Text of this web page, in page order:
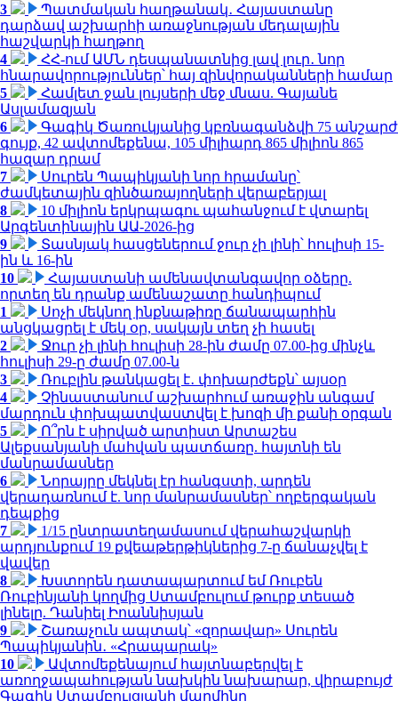
3
Պատմական հաղթանակ․ Հայաստանը
դարձավ աշխարհի առաջնության մեդալային
հաշվարկի հաղթող
4
ՀՀ-ում ԱՄՆ դեսպանատնից լավ լուր․ նոր
հնարավորություններ՝ հայ զինվորականների համար
5
Համլետ ջան լույսերի մեջ մնաս. Գայանե
Ասլամազյան
6
Գագիկ Ծառուկյանից կբռնագանձվի 75 անշարժ
գույք, 42 ավտոմեքենա, 105 միլիարդ 865 միլիոն 865
հազար դրամ
7
Սուրեն Պապիկյանի նոր հրամանը՝
ժամկետային զինծառայողների վերաբերյալ
8
10 միլիոն երկրպագու պահանջում է վտարել
Արգենտինային ԱԱ-2026-ից
9
Տասնյակ հասցեներում ջուր չի լինի՝ հուլիսի 15-
ին և 16-ին
10
Հայաստանի ամենավտանգավոր օձերը.
որտեղ են դրանք ամենաշատը հանդիպում
1
Սոչի մեկնող ինքնաթիռը ճանապարհին
անցկացրել է մեկ օր, սակայն տեղ չի հասել
2
Ջուր չի լինի հուլիսի 28-ին ժամը 07.00-ից մինչև
հուլիսի 29-ը ժամը 07.00-ն
3
Ռուբլին թանկացել է․ փոխարժեքն՝ այսօր
4
Չինաստանում աշխարհում առաջին անգամ
մարդուն փոխպատվաստվել է խոզի մի քանի օրգան
5
Ո՞րն է սիրված արտիստ Արտաշես
Ալեքսանյանի մահվան պատճառը. հայտնի են
մանրամասներ
6
Նորայրը մեկնել էր հանգստի, արդեն
վերադառնում է. նոր մանրամասներ՝ ողբերգական
դեպքից
7
1/15 ընտրատեղամասում վերահաշվարկի
արդյունքում 19 քվեաթերթիկներից 7-ը ճանաչվել է
վավեր
8
Խստորեն դատապարտում եմ Ռուբեն
Ռուբինյանի կողմից Ստամբուլում թուրք տեսած
լինելը. Դանիել Իոաննիսյան
9
Շառաչուն ապտակ՝ «զորավար» Սուրեն
Պապիկյանին․ «Հրապարակ»
10
Ավտոմեքենայում հայտնաբերվել է
առողջապահության նախկին նախարար, վիրաբույժ
Գագիկ Ստամբուլցյանի մարմինը